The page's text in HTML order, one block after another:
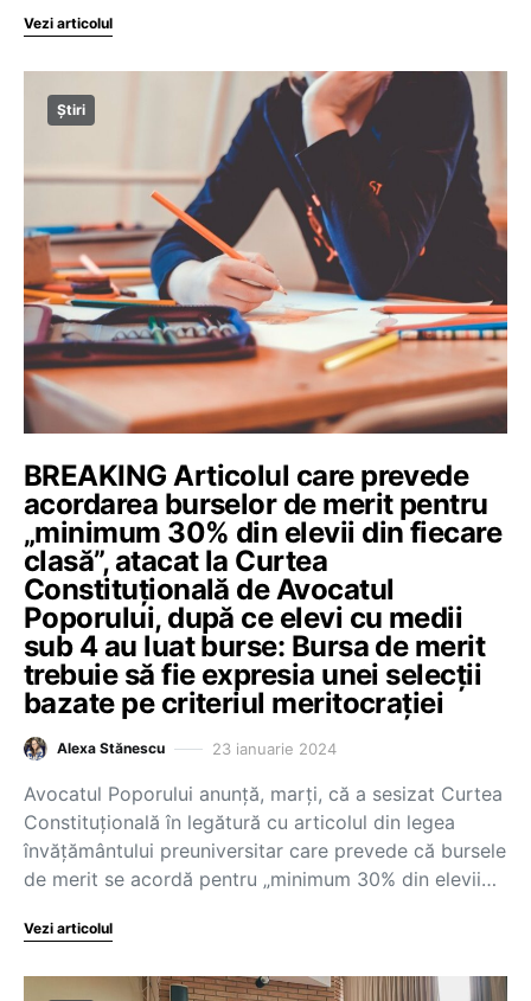
Vezi articolul
Știri
BREAKING Articolul care prevede
acordarea burselor de merit pentru
„minimum 30% din elevii din fiecare
clasă”, atacat la Curtea
Constituțională de Avocatul
Poporului, după ce elevi cu medii
sub 4 au luat burse: Bursa de merit
trebuie să fie expresia unei selecții
bazate pe criteriul meritocrației
Alexa Stănescu 23 ianuarie 2024
Avocatul Poporului anunţă, marţi, că a sesizat Curtea
Constituţională în legătură cu articolul din legea
învățământului preuniversitar care prevede că bursele
de merit se acordă pentru „minimum 30% din elevii…
Vezi articolul